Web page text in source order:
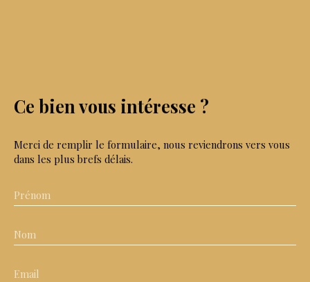
Ce bien vous intéresse ?
Merci de remplir le formulaire, nous reviendrons vers vous
dans les plus brefs délais.
Prénom
Nom
Email